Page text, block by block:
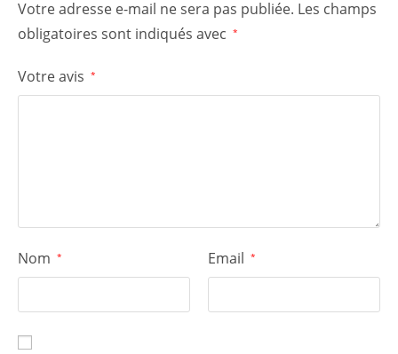
Votre adresse e-mail ne sera pas publiée. Les champs
obligatoires sont indiqués avec *
Votre avis *
Nom * Email *